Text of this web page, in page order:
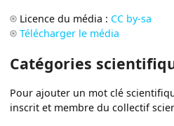
Licence du média : CC by-sa
Télécharger le média
Catégories
Pour ajouter un mot clé
inscrit et membre du collectif